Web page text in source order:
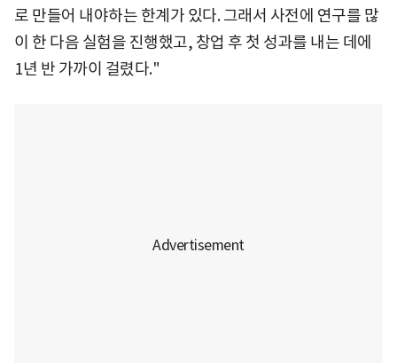
로 만들어 내야하는 한계가 있다. 그래서 사전에 연구를 많
이 한 다음 실험을 진행했고, 창업 후 첫 성과를 내는 데에
1년 반 가까이 걸렸다."